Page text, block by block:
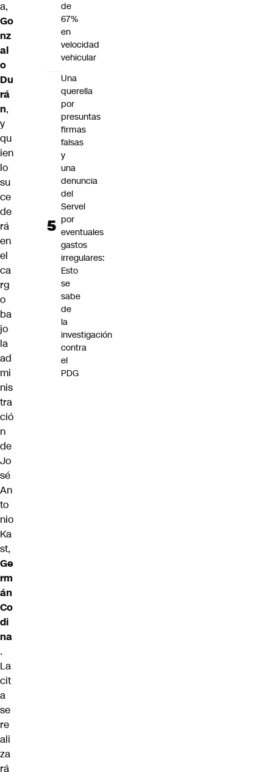
a,
Go
nz
al
o
Du
rá
n,
y
qu
ien
lo
su
ce
de
rá
en
el
ca
rg
o
ba
jo
la
ad
mi
nis
tra
ció
n
de
Jo
sé
An
to
nio
Ka
st,
Ge
rm
án
Co
di
na
.
La
cit
a
se
re
ali
za
rá
de
67%
en
velocidad
vehicular
Una
querella
por
presuntas
firmas
falsas
y
una
denuncia
del
Servel
por
eventuales
gastos
irregulares:
Esto
se
sabe
de
la
investigación
contra
el
PDG